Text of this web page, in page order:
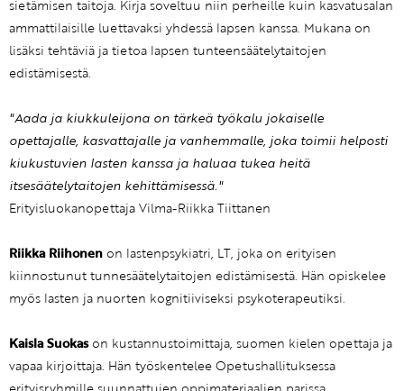
sietämisen taitoja. Kirja soveltuu niin perheille kuin kasvatusalan
ammattilaisille luettavaksi yhdessä lapsen kanssa. Mukana on
lisäksi tehtäviä ja tietoa lapsen tunteensäätelytaitojen
edistämisestä.
"Aada ja kiukkuleijona on tärkeä työkalu jokaiselle
opettajalle, kasvattajalle ja vanhemmalle, joka toimii helposti
kiukustuvien lasten kanssa ja haluaa tukea heitä
itsesäätelytaitojen kehittämisessä."
Erityisluokanopettaja Vilma-Riikka Tiittanen
Riikka Riihonen on lastenpsykiatri, LT, joka on erityisen
kiinnostunut tunnesäätelytaitojen edistämisestä. Hän opiskelee
myös lasten ja nuorten kognitiiviseksi psykoterapeutiksi.
Kaisla Suokason kustannustoimittaja, suomen kielen opettaja ja
vapaa kirjoittaja. Hän työskentelee Opetushallituksessa